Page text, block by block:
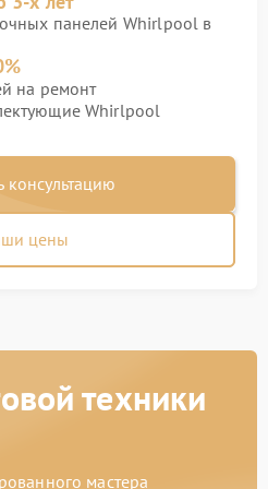
панелей Whirlpool в
на ремонт
Whirlpool
консультацию
цены
техники
мастера